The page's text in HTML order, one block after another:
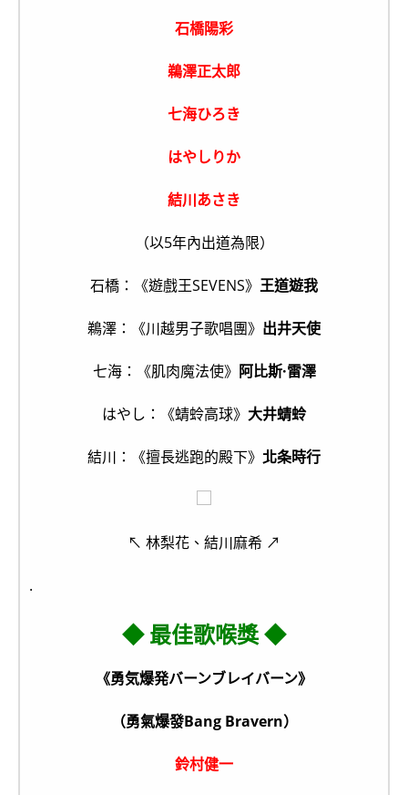
石橋陽彩
鵜澤正太郎
七海ひろき
はやしりか
結川あさき
（以5年內出道為限）
石橋：《遊戲王SEVENS》 王道遊我
鵜澤：《川越男子歌唱團》 出井天使
七海：《肌肉魔法使》 阿比斯·雷澤
はやし：《蜻蛉高球》 大井蜻蛉
結川：《擅長逃跑的殿下》 北条時行
↖ 林梨花、結川麻希 ↗
.
◆ 最佳歌喉獎 ◆
《勇気爆発バーンブレイバーン》
（勇氣爆發Bang Bravern）
鈴村健一